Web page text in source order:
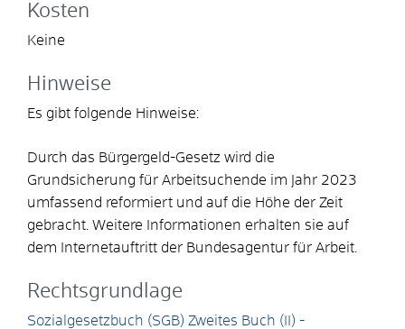
Kosten
Keine
Hinweise
Es gibt folgende Hinweise:
Durch das Bürgergeld-Gesetz wird die
Grundsicherung für Arbeitsuchende im Jahr 2023
umfassend reformiert und auf die Höhe der Zeit
gebracht. Weitere Informationen erhalten sie auf
dem Internetauftritt der Bundesagentur für Arbeit.
Rechtsgrundlage
Sozialgesetzbuch (SGB) Zweites Buch (II) -